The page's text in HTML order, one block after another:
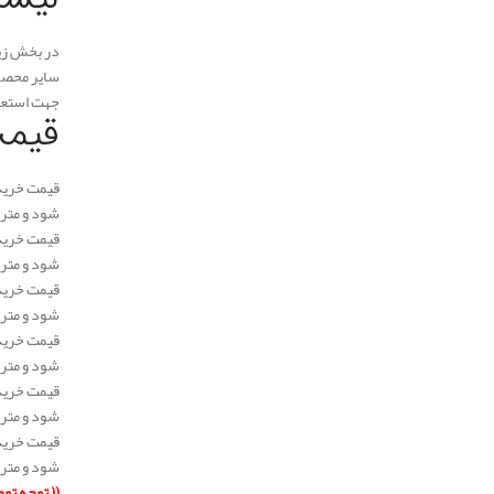
در بخش
سایر
جهت
شود و متراژ هر رول 8 متر مربع و ابعاد عایق 1*8 و وزن آن 7 کیلو گرم
شود و متراژ هر رول 8 متر مربع و ابعاد عایق 1*8 و وزن آن 7 کیلو گرم
شود و متراژ هر رول 8 متر مربع و ابعاد عایق 1*8 و وزن آن 7 کیلو گرم
شود و متراژ هر رول 6 متر مربع و ابعاد عایق 1*8 و وزن آن 7 کیلو گرم
شود و متراژ هر رول 6 متر مربع و ابعاد عایق 1*8 و وزن آن 7 کیلو گرم
شود و متراژ هر رول 6 متر مربع و ابعاد عایق 1*8 و وزن آن 7 کیلو گرم